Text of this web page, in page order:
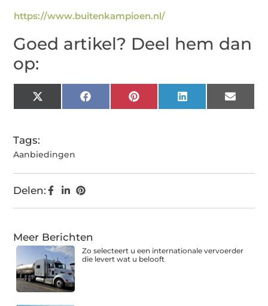
https://www.buitenkampioen.nl/
Goed artikel? Deel hem dan
op:
X
(Twitter)
FacebookPinterestLinkedIn Email
Tags:
Aanbiedingen
Delen:
Meer Berichten
Zo selecteert u een internationale vervoerder
die levert wat u belooft